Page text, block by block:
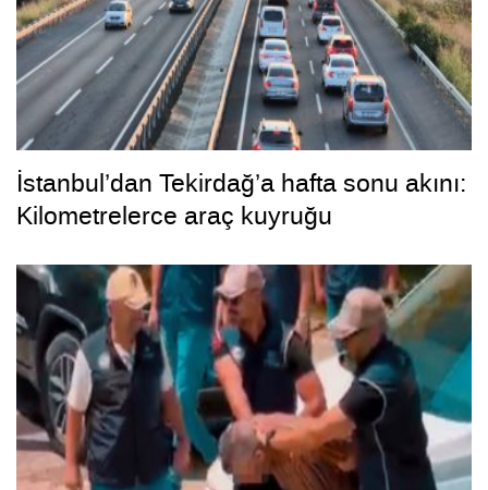
İstanbul’dan Tekirdağ’a hafta sonu akını:
Kilometrelerce araç kuyruğu